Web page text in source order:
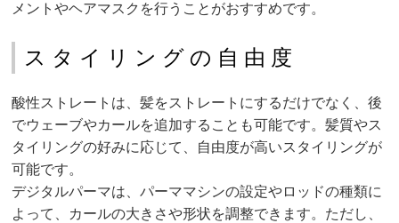
メントやヘアマスクを行うことがおすすめです。
スタイリングの自由度
酸性ストレートは、髪をストレートにするだけでなく、後
でウェーブやカールを追加することも可能です。髪質やス
タイリングの好みに応じて、自由度が高いスタイリングが
可能です。
デジタルパーマは、パーママシンの設定やロッドの種類に
よって、カールの大きさや形状を調整できます。ただし、